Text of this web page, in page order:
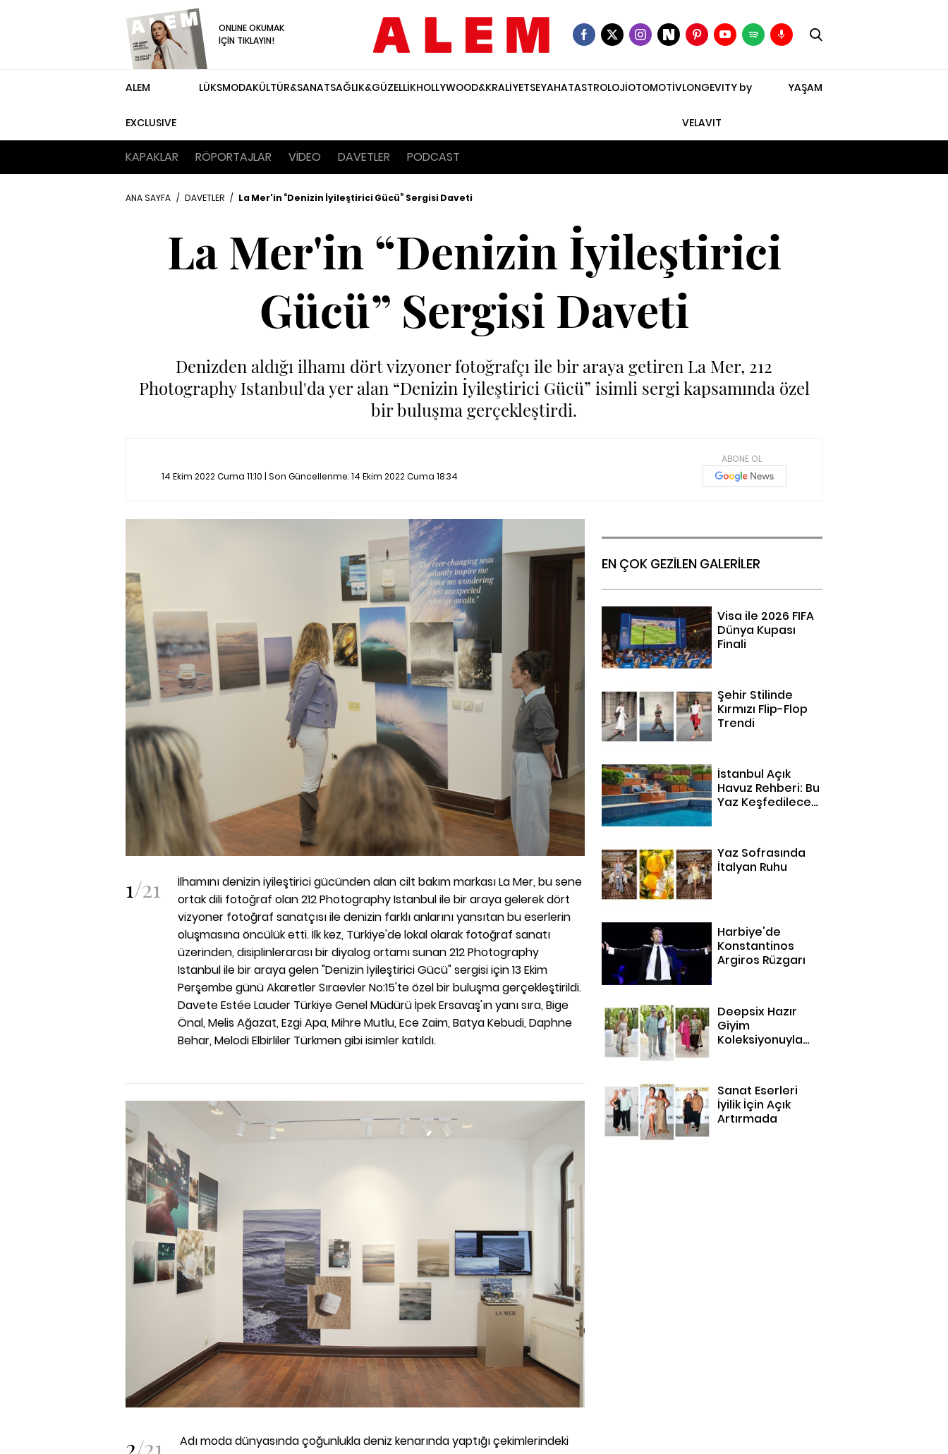
ONLINE OKUMAK
İÇİN TIKLAYIN!
ALEM
EXCLUSIVE
LÜKSMODAKÜLTÜR&SANATSAĞLIK&GÜZELLİKHOLLYWOOD&KRALİYETSEYAHATASTROLOJİOTOMOTİVLONGEVITY by
VELAVIT
YAŞAM
KAPAKLAR RÖPORTAJLAR VİDEO DAVETLER PODCAST
ANA SAYFA / DAVETLER / La Mer'in “Denizin İyileştirici Gücü” Sergisi Daveti
La Mer'in “Denizin İyileştirici
Gücü” Sergisi Daveti
Denizden aldığı ilhamı dört vizyoner fotoğrafçı ile bir araya getiren La Mer, 212
Photography Istanbul'da yer alan “Denizin İyileştirici Gücü” isimli sergi kapsamında özel
bir buluşma gerçekleştirdi.
14 Ekim 2022 Cuma 11:10 | Son Güncellenme:14 Ekim 2022 Cuma 18:34
ABONE OL
1/21
İlhamını denizin iyileştirici gücünden alan cilt bakım markası La Mer, bu sene
ortak dili fotoğraf olan 212 Photography Istanbul ile bir araya gelerek dört
vizyoner fotoğraf sanatçısı ile denizin farklı anlarını yansıtan bu eserlerin
oluşmasına öncülük etti. İlk kez, Türkiye'de lokal olarak fotoğraf sanatı
üzerinden, disiplinlerarası bir diyalog ortamı sunan 212 Photography
Istanbul ile bir araya gelen "Denizin İyileştirici Gücü" sergisi için 13 Ekim
Perşembe günü Akaretler Sıraevler No:15'te özel bir buluşma gerçekleştirildi.
Davete Estée Lauder Türkiye Genel Müdürü İpek Ersavaş'ın yanı sıra, Bige
Önal, Melis Ağazat, Ezgi Apa, Mihre Mutlu, Ece Zaim, Batya Kebudi, Daphne
Behar, Melodi Elbirliler Türkmen gibi isimler katıldı.
2/21
Adı moda dünyasında çoğunlukla deniz kenarında yaptığı çekimlerindeki
EN ÇOK GEZİLEN GALERİLER
Visa ile 2026 FIFA
Dünya Kupası
Finali
Şehir Stilinde
Kırmızı Flip-Flop
Trendi
İstanbul Açık
Havuz Rehberi: Bu
Yaz Keşfedilecek
Yaz Sofrasında
İtalyan Ruhu
Harbiye'de
Konstantinos
Argiros Rüzgarı
Deepsix Hazır
Giyim
Koleksiyonuyla
Sanat Eserleri
İyilik İçin Açık
Artırmada